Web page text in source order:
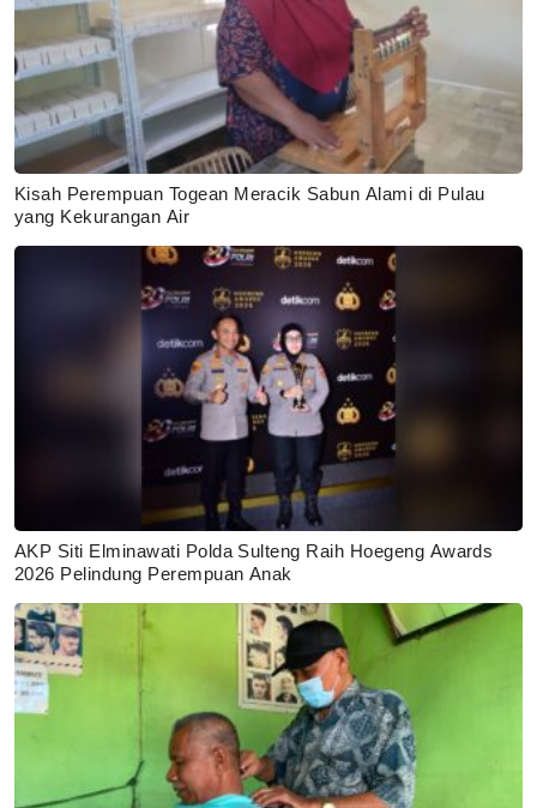
Kisah Perempuan Togean Meracik Sabun Alami di Pulau
yang Kekurangan Air
AKP Siti Elminawati Polda Sulteng Raih Hoegeng Awards
2026 Pelindung Perempuan Anak